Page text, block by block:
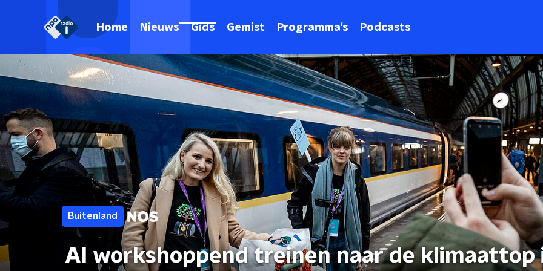
Home Nieuws Gids Gemist Programma's Podcasts
Buitenland
Al workshoppend treinen naar de klimaattop